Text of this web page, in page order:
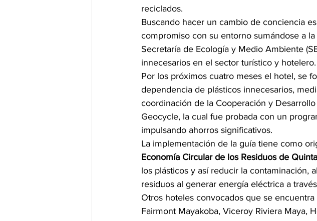
Sostenibilidad salud
reciclados.
Buscando hacer un cambio de conciencia
compromiso con su entorno sumándose a
Secretaría de Ecología y Medio Ambiente
innecesarios en el sector turístico y hotelero.
Por los próximos cuatro meses el hotel, se
dependencia de plásticos innecesarios,
coordinación de la Cooperación y
Geocycle, la cual fue probada con un
impulsando ahorros significativos.
La implementación de la guía tiene como
Economía Circular de los Residuos de
los plásticos y así reducir la contaminación,
residuos al generar energía eléctrica a
Otros hoteles convocados que se
Fairmont Mayakoba, Viceroy Riviera Maya,